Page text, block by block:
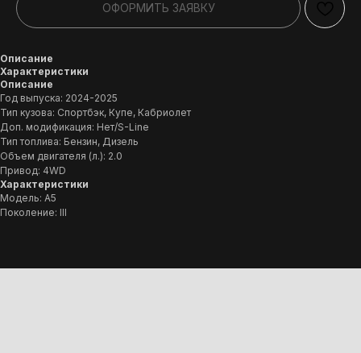
ОФОРМИТЬ ЗАЯВКУ
Описание
Характеристики
Описание
Год выпуска: 2024-2025
Тип кузова: Спортбэк, Купе, Кабриолет
Доп. модификация: Нет/S-Line
Тип топлива: Бензин, Дизель
Объем двигателя (л.): 2.0
Привод: 4WD
Характеристики
Модель: A5
Поколение: III